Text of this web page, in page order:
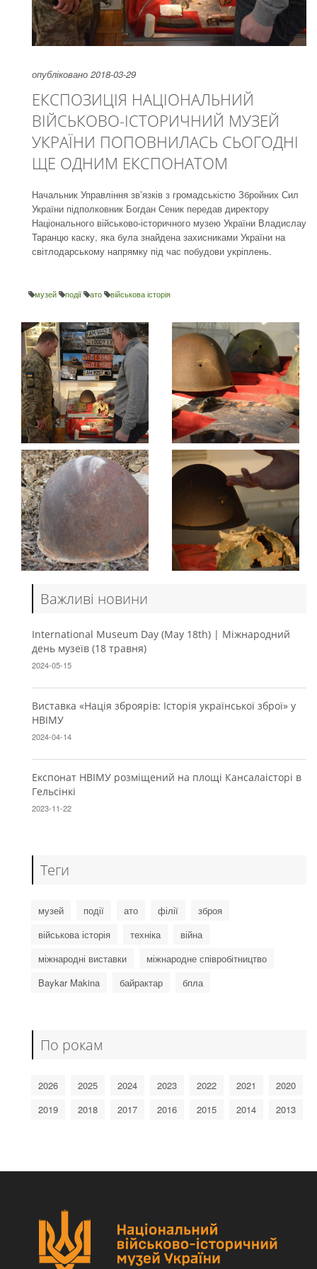
опубліковано 2018-03-29
ЕКСПОЗИЦІЯ НАЦІОНАЛЬНИЙ
ВІЙСЬКОВО-ІСТОРИЧНИЙ МУЗЕЙ
УКРАЇНИ ПОПОВНИЛАСЬ СЬОГОДНІ
ЩЕ ОДНИМ ЕКСПОНАТОМ
Начальник Управління зв’язків з громадськістю Збройних Сил
України підполковник Богдан Сеник передав директору
Національного військово-історичного музею України Владислау
Таранцю каску, яка була знайдена захисниками України на
світлодарському напрямку під час побудови укріплень.
музей події ато військова історія
Важливі новини
International Museum Day (May 18th) | Міжнародний
день музеїв (18 травня)
2024-05-15
Виставка «Нація зброярів: Історія української зброї» у
НВІМУ
2024-04-14
Експонат НВІМУ розміщений на площі Кансалаісторі в
Гельсінкі
2023-11-22
Теги
музей події ато філії
зброя
військова історія
техніка
війна
міжнародні виставки
міжнародне співробітництво
Baykar Makina
байрактар бпла
По рокам
2026 2025 2024 2023 2022 2021
2020
2019
2018 2017 2016 2015 2014 2013